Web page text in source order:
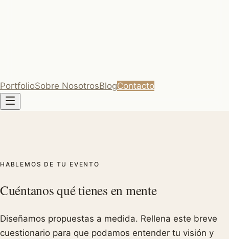
PortfolioSobre NosotrosBlogContacto
HABLEMOS DE TU EVENTO
Cuéntanos qué tienes en mente
Diseñamos propuestas a medida. Rellena este breve
cuestionario para que podamos entender tu visión y